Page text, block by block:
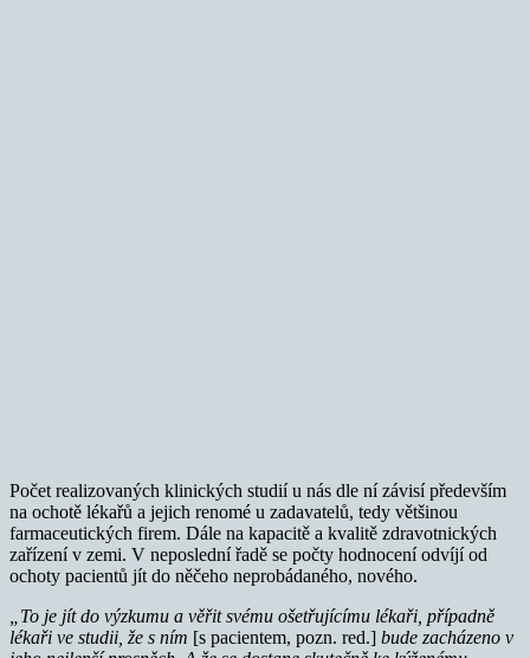
Počet realizovaných klinických studií u nás dle ní závisí především
na ochotě lékařů a jejich renomé u zadavatelů, tedy většinou
farmaceutických firem. Dále na kapacitě a kvalitě zdravotnických
zařízení v zemi. V neposlední řadě se počty hodnocení odvíjí od
ochoty pacientů jít do něčeho neprobádaného, nového.
„To je jít do výzkumu a věřit svému ošetřujícímu lékaři, případně
lékaři ve studii, že s ním [s pacientem, pozn. red.] bude zacházeno v